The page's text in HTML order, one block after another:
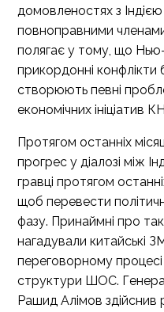
домовленостях з
повноправними
полягає у тому, що
прикордонні конфлікти
створюють певні
економічних ініціатив
Протягом останніх
прогрес у діалозі між
гравці протягом
щоб перевести
фазу. Принаймні про
нагадували китайські
переговорному процесі
структури ШОС.
Рашид Алімов здійснив